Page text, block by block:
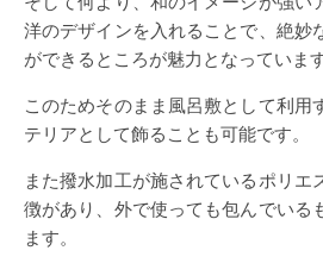
洋のデザインを入れることで、絶妙
ができるところが魅力となっています
このためそのまま風呂敷として利用
テリアとして飾ることも可能です。
また撥水加工が施されているポリエ
徴があり、外で使っても包んでいる
ます。